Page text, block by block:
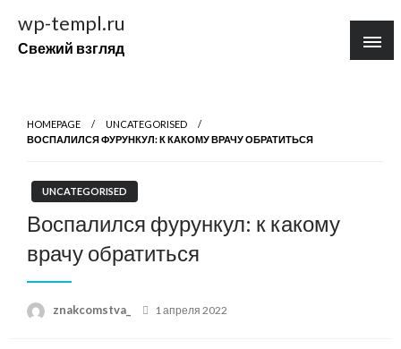
содержимому
wp-templ.ru
Свежий взгляд
HOMEPAGE
UNCATEGORISED
ВОСПАЛИЛСЯ ФУРУНКУЛ: К КАКОМУ ВРАЧУ ОБРАТИТЬСЯ
UNCATEGORISED
Воспалился фурункул: к какому
врачу обратиться
znakcomstva_
Posted
1 апреля 2022